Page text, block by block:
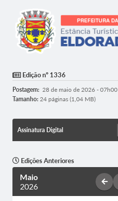
Edição nº 1336
Postagem: 28 de maio de 2026 - 07h00
Tamanho: 24 páginas (1,04 MB)
Assinatura Digital
Edições Anteriores
Maio
2026